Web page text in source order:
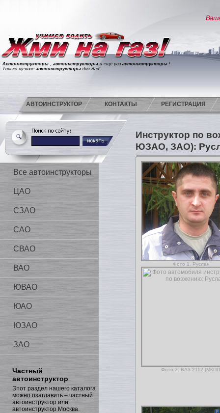
Автоинструкторы , автоинструкторы и ещё раз автоинструкторы !
Только лучшие автоинструкторы для Вас!
АВТОИНСТРУКТОР КОНТАКТЫ РЕГИСТРАЦИЯ
Все автоинструкторы
ЦАО
СЗАО
САО
СВАО
ВАО
ЮВАО
ЮАО
ЮЗАО
ЗАО
Частный
автоинструктор
Этот раздел нашего каталога
можно озаглавить – частный
автоинструктор или
автоинструктор Москва.
Инструктор по
ЮЗАО, ЗАО):
Фото 1. Руслан
Фото 2. ВАЗ 2112